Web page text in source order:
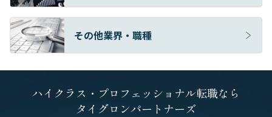
その他業界・職種
ハイクラス・プロフェッショナル転職なら
タイグロンパートナーズ